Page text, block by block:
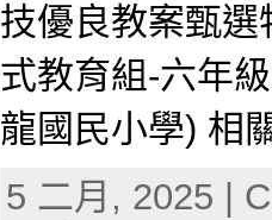
技優良教案甄
式教育組-六年
龍國民小學) 相
5 二月, 2025 |